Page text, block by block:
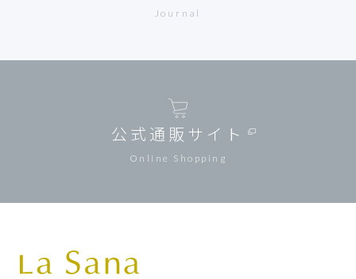
Journal
公式通販サイト
Online Shopping